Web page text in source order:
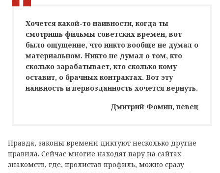
Хочется какой-то наивности, когда ты
смотришь фильмы советских времен, вот
было ощущение, что никто вообще не думал о
материальном. Никто не думал о том, кто
сколько зарабатывает, кто сколько кому
оставит, о брачных контрактах. Вот эту
наивность и первозданность хочется вернуть.
Дмитрий Фомин, певец
Правда, законы времени диктуют несколько другие
правила. Сейчас многие находят пару на сайтах
знакомств, где, пролистав профиль, можно сразу